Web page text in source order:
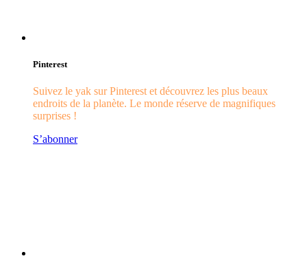
Pinterest
Suivez le yak sur Pinterest et découvrez les plus beaux
endroits de la planète. Le monde réserve de magnifiques
surprises !
S’abonner